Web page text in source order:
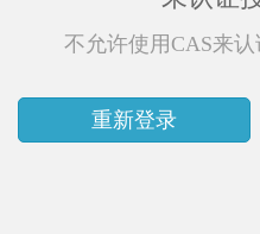
不允许使用CAS来认